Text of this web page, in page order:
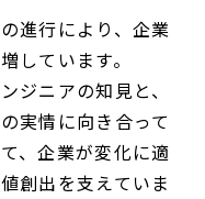
で
開
く
進行により、企業
しています。
ジニアの知見と、
実情に向き合って
、企業が変化に適
創出を支えていま